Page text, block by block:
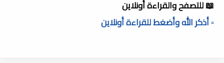
📖 للتصفح والقراءة أونلاين
▫️ أذكر الله وأضغط للقراءة أونلاين